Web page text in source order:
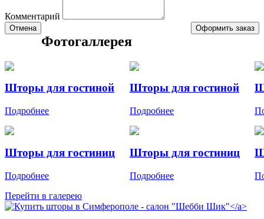
Комментарий
Отмена Оформить заказ
Фотогаллерея
Шторы для гостиной
Подробнее
Шторы для гостиной
Подробнее
Шторы для гостиниц
Подробнее
Шторы для гостиниц
Подробнее
Перейти в галерею